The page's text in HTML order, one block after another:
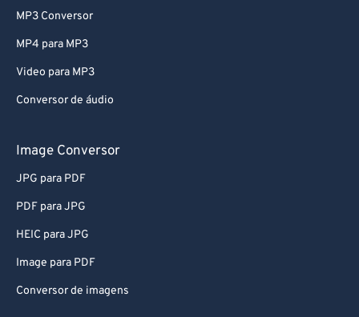
MP3 Conversor
MP4 para MP3
Video para MP3
Conversor de áudio
Image Conversor
JPG para PDF
PDF para JPG
HEIC para JPG
Image para PDF
Conversor de imagens